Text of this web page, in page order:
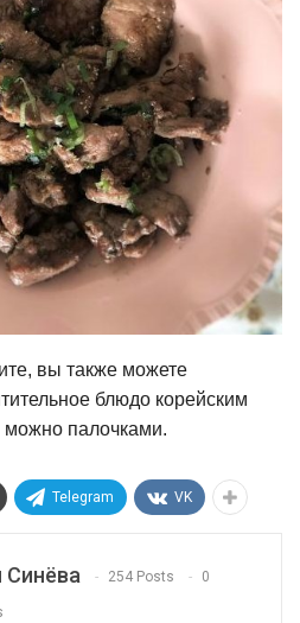
вы также можете
блюдо корейским
можно палочками.
Telegram VK
Синёва 254 Posts 0